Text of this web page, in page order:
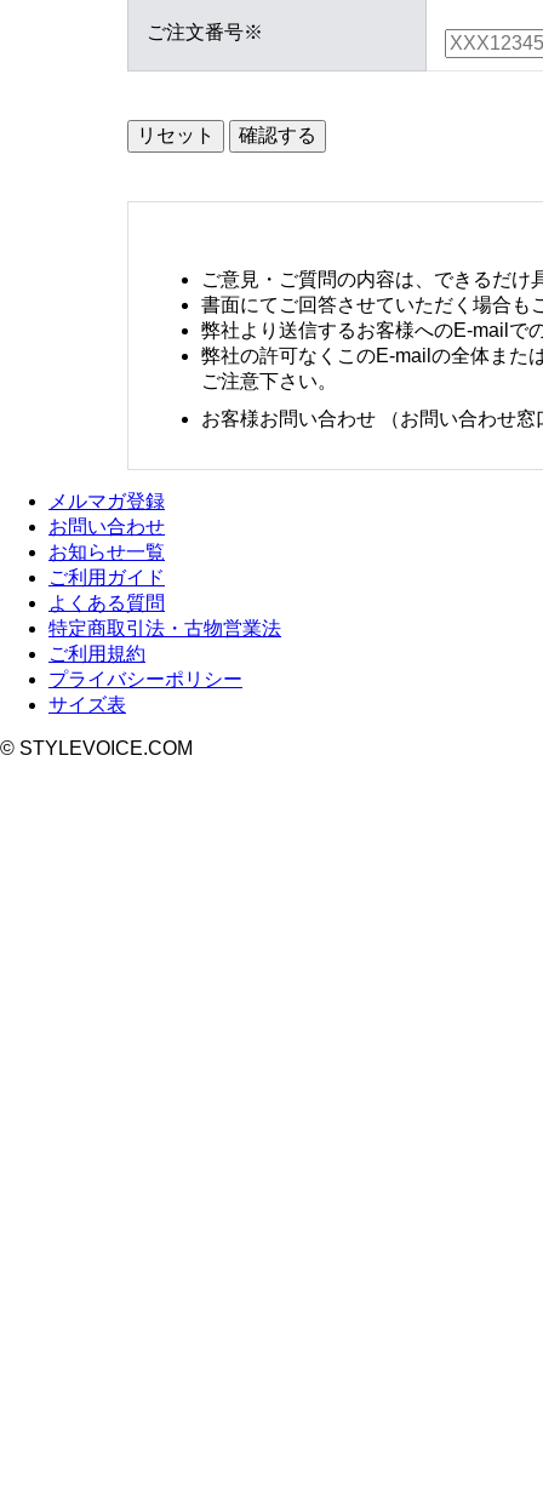
ご注文番号※
リセット 確認する
ご意見・ご質問の内容は、できるだけ
書面にてご回答させていただく場合も
弊社より送信するお客様へのE-mailで
弊社の許可なくこのE-mailの全体また
ご注意下さい。
お客様お問い合わせ （お問い合わせ
メルマガ登録
お問い合わせ
お知らせ一覧
ご利用ガイド
よくある質問
特定商取引法・古物営業法
ご利用規約
プライバシーポリシー
サイズ表
© STYLEVOICE.COM